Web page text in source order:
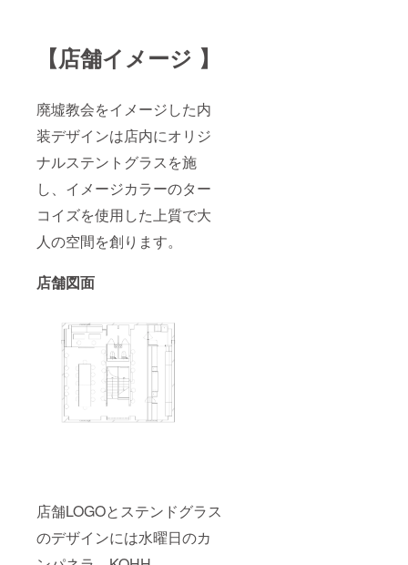
【店舗イメージ 】
廃墟教会をイメージした内
装デザインは店内にオリジ
ナルステントグラスを施
し、イメージカラーのター
コイズを使用した上質で大
人の空間を創ります。
店舗図面
店舗LOGOとステンドグラス
のデザインには水曜日のカ